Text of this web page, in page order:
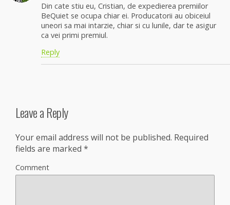
Din cate stiu eu, Cristian, de expedierea premiilor
BeQuiet se ocupa chiar ei. Producatorii au obiceiul
uneori sa mai intarzie, chiar si cu lunile, dar te asigur
ca vei primi premiul.
Reply
Leave a Reply
Your email address will not be published. Required
fields are marked *
Comment